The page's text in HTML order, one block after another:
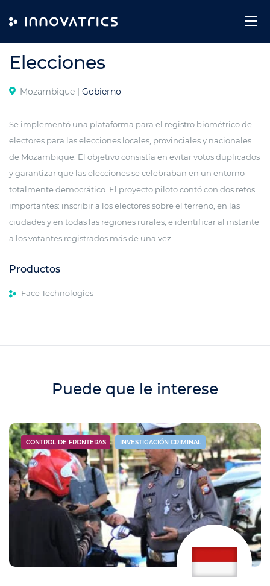
Elecciones
Mozambique | Gobierno
Se implementó una plataforma para el registro biométrico de
electores para las elecciones locales, provinciales y nacionales
de Mozambique. El objetivo consistía en evitar votos duplicados
y garantizar que las elecciones se celebraban en un entorno
totalmente democrático. El proyecto piloto contó con dos retos
importantes: inscribir a los electores sobre el terreno, en las
ciudades y en todas las regiones rurales, e identificar al instante
a los votantes registrados más de una vez.
Productos
Face Technologies
Puede que le interese
CONTROL DE FRONTERAS INVESTIGACIÓN CRIMINAL